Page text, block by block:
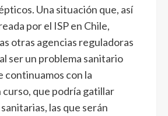
Una situación que, así
por el ISP en Chile,
otras agencias reguladoras
ser un problema sanitario
continuamos con la
que podría gatillar
las que serán